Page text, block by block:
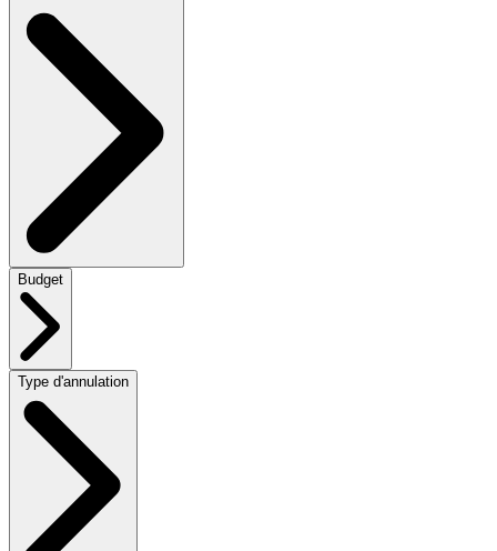
Budget
Type d'annulation